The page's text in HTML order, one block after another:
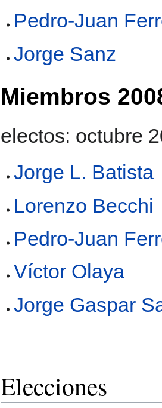
Pedro-Juan
Jorge Sanz
Miembros
electos: octubre
Jorge L. Batista
Lorenzo Becchi
Pedro-Juan
Víctor Olaya
Jorge Gaspar
Elecciones